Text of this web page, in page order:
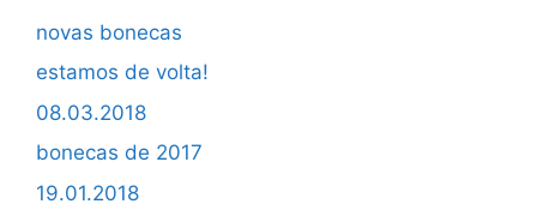
novas bonecas
estamos de volta!
08.03.2018
bonecas de 2017
19.01.2018